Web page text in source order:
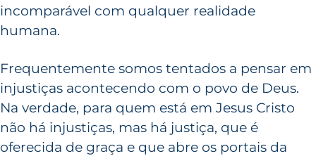
incomparável com qualquer realidade
humana.
Frequentemente somos tentados a pensar em
injustiças acontecendo com o povo de Deus.
Na verdade, para quem está em Jesus Cristo
não há injustiças, mas há justiça, que é
oferecida de graça e que abre os portais da